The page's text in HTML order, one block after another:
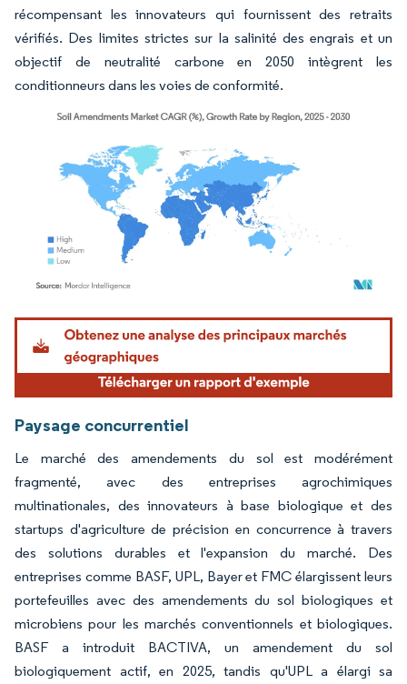
récompensant les innovateurs qui fournissent des retraits
vérifiés. Des limites strictes sur la salinité des engrais et un
objectif de neutralité carbone en 2050 intègrent les
conditionneurs dans les voies de conformité.
Image © Mordor Intelligence. La réutilisation nécessite une attribution sous CC BY
Paysage concurrentiel
Le marché des amendements du sol est modérément
fragmenté, avec des entreprises agrochimiques
multinationales, des innovateurs à base biologique et des
startups d'agriculture de précision en concurrence à travers
des solutions durables et l'expansion du marché. Des
entreprises comme BASF, UPL, Bayer et FMC élargissent leurs
portefeuilles avec des amendements du sol biologiques et
microbiens pour les marchés conventionnels et biologiques.
BASF a introduit BACTIVA, un amendement du sol
biologiquement actif, en 2025, tandis qu'UPL a élargi sa